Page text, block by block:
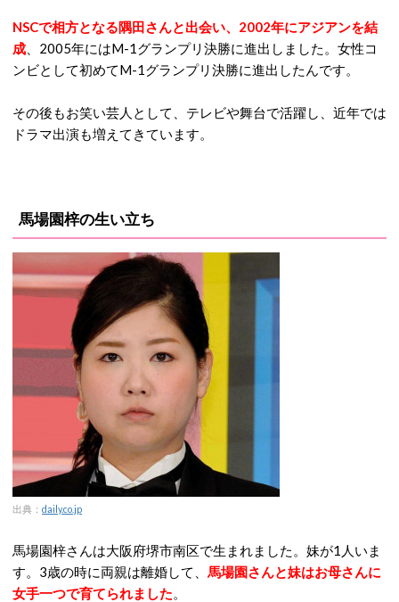
NSCで相方となる隅田さんと出会い、2002年にアジアンを結
成 、2005年にはM-1グランプリ決勝に進出しました。女性コ
ンビとして初めてM-1グランプリ決勝に進出したんです。
その後もお笑い芸人として、テレビや舞台で活躍し、近年では
ドラマ出演も増えてきています。
馬場園梓の生い立ち
出典： daily.co.jp
馬場園梓さんは大阪府堺市南区で生まれました。妹が1人いま
す。3歳の時に両親は離婚して、 馬場園さんと妹はお母さんに
女手一つで育てられました。